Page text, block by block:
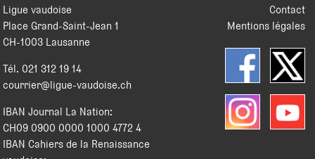
Contact
Mentions légales
Ligue vaudoise
Place Grand-Saint-Jean 1
CH-1003 Lausanne
Tél. 021 312 19 14
courrier@ligue-vaudoise.ch
IBAN Journal La Nation:
CH09 0900 0000 1000 4772 4
IBAN Cahiers de la Renaissance